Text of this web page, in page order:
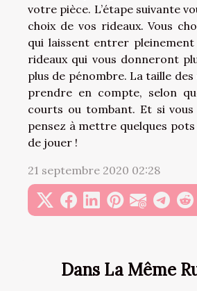
Dans La Même
votre pièce. L’étape suivante
choix de vos rideaux. Vous
qui laissent entrer
rideaux qui vous donneront
plus de pénombre. La taille
prendre en compte, selon
courts ou tombant. Et si vous
pensez à mettre quelques pots
de jouer !
21 septembre 2020 02:28